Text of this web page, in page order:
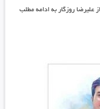
روزگار به ادامه مطلب